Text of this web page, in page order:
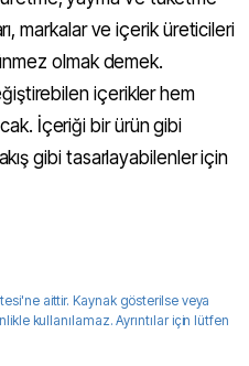
markalar ve içerik üreticileri
olmak demek.
içerikler hem
İçeriği bir ürün gibi
gibi tasarlayabilenler için
'ne aittir. Kaynak gösterilse veya
kullanılamaz. Ayrıntılar için lütfen